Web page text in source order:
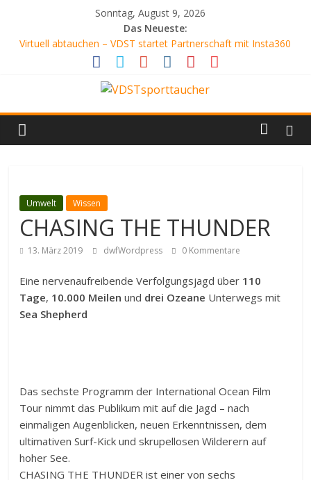
springen
Sonntag, August 9, 2026
Das Neueste:
Virtuell abtauchen – VDST startet Partnerschaft mit Insta360
SCHLANGENGRUBE
ATEMLOS SCHÖN
VDSTsporttaucher
Dein
Umwelt Wissen
CHASING THE THUNDER
13. März 2019 dwfWordpress 0 Kommentare
Eine nervenaufreibende Verfolgungsjagd über 110
Tage, 10.000 Meilen und drei Ozeane Unterwegs mit
Sea Shepherd
Das sechste Programm der ­International Ocean Film
Tour nimmt das Publikum mit auf die Jagd – nach
einmaligen Augenblicken, neuen Erkenntnissen, dem
ultimativen Surf-Kick und skrupellosen Wilderern auf
hoher See.
CHASING THE THUNDER ist einer von sechs